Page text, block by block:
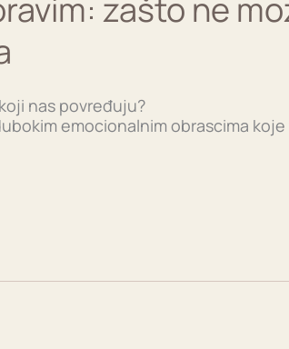
zašto ne
nas povređuju?
emocionalnim obrascima